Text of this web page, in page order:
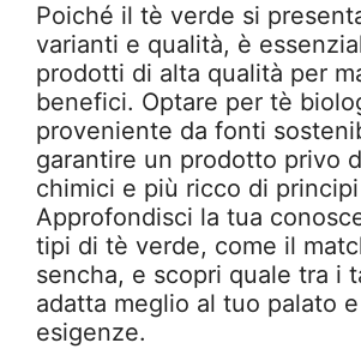
Poiché il tè verde si
varianti e qualità, è
prodotti di alta qualità per
benefici. Optare per tè
proveniente da fonti
garantire un prodotto privo
chimici e più ricco di
Approfondisci la tua
tipi di tè verde, come il
sencha, e scopri quale tra i
adatta meglio al tuo palato
esigenze.